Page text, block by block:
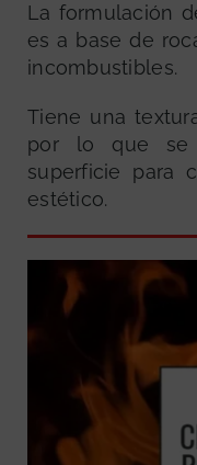
La formulación
es a base de
incombustibles.
Tiene una
por lo que se
superficie para
estético.